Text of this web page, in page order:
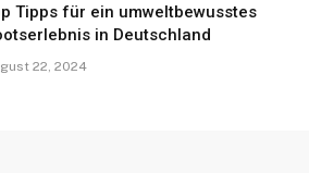
Tipps für ein umweltbewusstes
in Deutschland
22, 2024